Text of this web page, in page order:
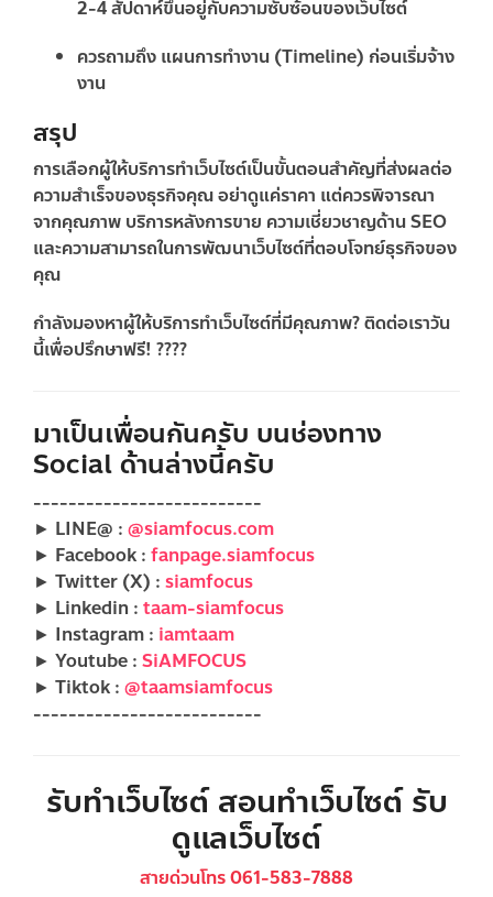
2-4 สัปดาห์ขึ้นอยู่กับความซับซ้อนของเว็บไซต์
ควรถามถึง แผนการทำงาน (Timeline) ก่อนเริ่มจ้าง
งาน
สรุป
การเลือกผู้ให้บริการทำเว็บไซต์เป็นขั้นตอนสำคัญที่ส่งผลต่อ
ความสำเร็จของธุรกิจคุณอย่าดูแค่ราคา แต่ควรพิจารณา
จากคุณภาพ บริการหลังการขาย ความเชี่ยวชาญด้าน SEO
และความสามารถในการพัฒนาเว็บไซต์ที่ตอบโจทย์ธุรกิจของ
คุณ
กำลังมองหาผู้ให้บริการทำเว็บไซต์ที่มีคุณภาพ? ติดต่อเราวัน
นี้เพื่อปรึกษาฟรี! ????
มาเป็นเพื่อนกันครับ บนช่องทาง
Social ด้านล่างนี้ครับ
--------------------------
► LINE@ : @siamfocus.com
► Facebook : fanpage.siamfocus
► Twitter (X) : siamfocus
► Linkedin : taam-siamfocus
► Instagram : iamtaam
► Youtube : SiAMFOCUS
► Tiktok : @taamsiamfocus
--------------------------
รับทำเว็บไซต์ สอนทำเว็บไซต์ รับ
ดูแลเว็บไซต์
สายด่วนโทร 061-583-7888